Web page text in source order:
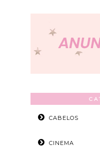
CABELOS
CINEMA